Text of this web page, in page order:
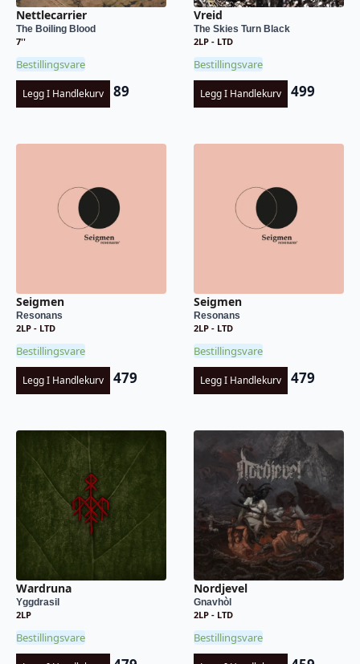
Nettlecarrier
The Boiling Blood
7''
Bestillingsvare
Legg I Handlekurv 89
Vreid
The Skies Turn Black
2LP - LTD
Bestillingsvare
Legg I Handlekurv 499
Seigmen
Resonans
2LP - LTD
Bestillingsvare
Legg I Handlekurv 479
Seigmen
Resonans
2LP - LTD
Bestillingsvare
Legg I Handlekurv 479
Wardruna
Yggdrasil
2LP
Bestillingsvare
Nordjevel
Gnavhòl
2LP - LTD
Bestillingsvare